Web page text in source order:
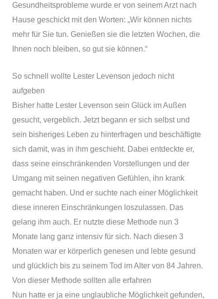
Gesundheitsprobleme wurde er von seinem Arzt nach
Hause geschickt mit den Worten: „Wir können nichts
mehr für Sie tun. Genießen sie die letzten Wochen, die
Ihnen noch bleiben, so gut sie können.“
So schnell wollte Lester Levenson jedoch nicht
aufgeben
Bisher hatte Lester Levenson sein Glück im Außen
gesucht, vergeblich. Jetzt begann er sich selbst und
sein bisheriges Leben zu hinterfragen und beschäftigte
sich damit, was in ihm geschieht. Dabei entdeckte er,
dass seine einschränkenden Vorstellungen und der
Umgang mit seinen negativen Gefühlen, ihn krank
gemacht haben. Und er suchte nach einer Möglichkeit
diese inneren Einschränkungen loszulassen. Das
gelang ihm auch. Er nutzte diese Methode nun 3
Monate lang ganz intensiv für sich. Nach diesen 3
Monaten war er körperlich genesen und lebte gesund
und glücklich bis zu seinem Tod im Alter von 84 Jahren.
Von dieser Methode sollten alle erfahren
Nun hatte er ja eine unglaubliche Möglichkeit gefunden,